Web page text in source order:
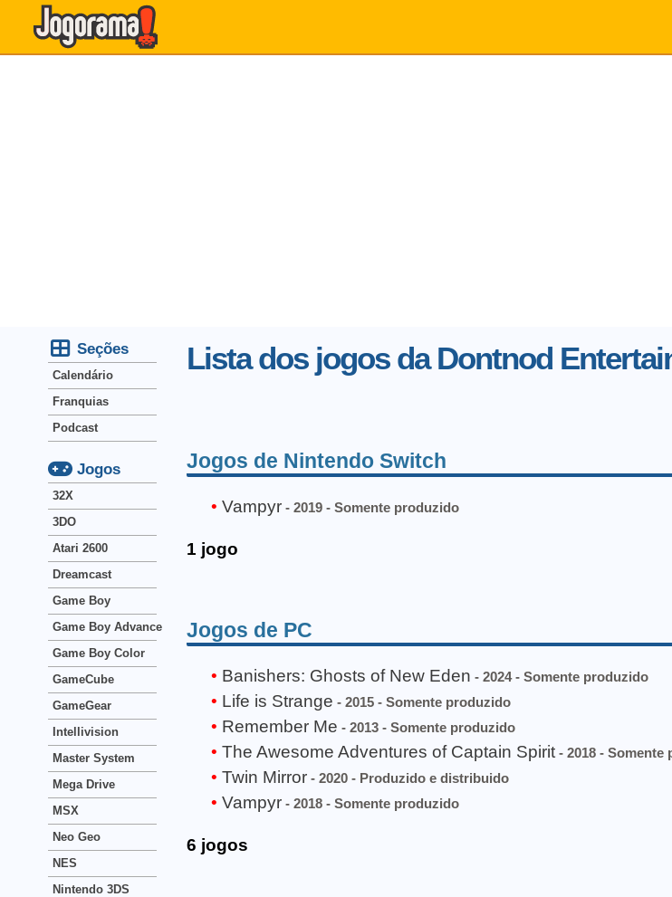
Lista dos jogos da Dontnod
Jogos de Nintendo Switch
Vampyr- 2019 - Somente produzido
1 jogo
Jogos de PC
Banishers: Ghosts of New Eden - 2024 - Somente produzido
Life is Strange - 2015 - Somente produzido
Remember Me - 2013 - Somente produzido
The Awesome Adventures of Captain Spirit- 2018 - Somente
Twin Mirror- 2020 - Produzido e distribuido
Vampyr- 2018 - Somente produzido
6 jogos
Seções
Calendário
Franquias
Podcast
Jogos
32X
3DO
Atari 2600
Dreamcast
Game Boy
Game Boy Advance
Game Boy Color
GameCube
GameGear
Intellivision
Master System
Mega Drive
MSX
Neo Geo
NES
Nintendo 3DS